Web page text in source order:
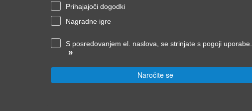
Prihajajoči dogodki
Nagradne igre
S posredovanjem el. naslova, se strinjate s pogoji uporabe.
»
Naročite se